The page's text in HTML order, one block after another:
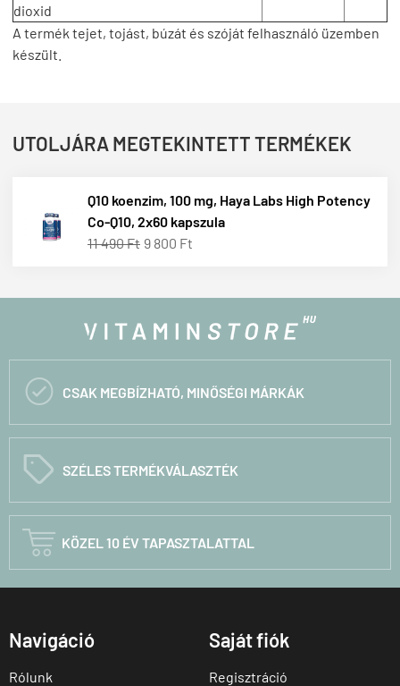
dioxid
A termék tejet, tojást, búzát és szóját felhasználó üzemben
készült.
UTOLJÁRA MEGTEKINTETT TERMÉKEK
Q10 koenzim, 100 mg, Haya Labs High Potency
Co-Q10, 2x60 kapszula
11 490 Ft 9 800 Ft
 CSAK MEGBÍZHATÓ, MINŐSÉGI MÁRKÁK
C SZÉLES TERMÉKVÁLASZTÉK
 KÖZEL 10 ÉV TAPASZTALATTAL
Navigáció
Rólunk
Saját fiók
Regisztráció